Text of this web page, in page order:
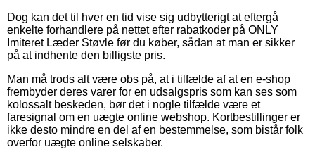
Dog kan det til hver en tid vise sig udbytterigt at eftergå
enkelte forhandlere på nettet efter rabatkoder på ONLY
Imiteret Læder Støvle før du køber, sådan at man er sikker
på at indhente den billigste pris.
Man må trods alt være obs på, at i tilfælde af at en e-shop
frembyder deres varer for en udsalgspris som kan ses som
kolossalt beskeden, bør det i nogle tilfælde være et
faresignal om en uægte online webshop. Kortbestillinger er
ikke desto mindre en del af en bestemmelse, som bistår folk
overfor uægte online selskaber.